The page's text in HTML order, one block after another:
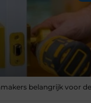
belangrijk voor